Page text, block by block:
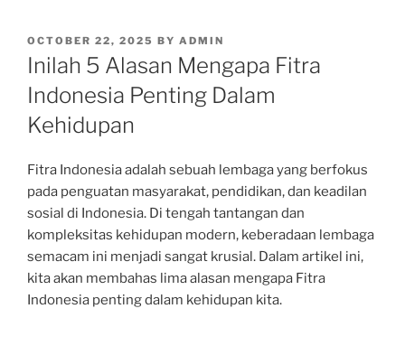
POSTED
ON
OCTOBER 22, 2025 BY ADMIN
Inilah 5 Alasan Mengapa Fitra
Indonesia Penting Dalam
Kehidupan
Fitra Indonesia adalah sebuah lembaga yang berfokus
pada penguatan masyarakat, pendidikan, dan keadilan
sosial di Indonesia. Di tengah tantangan dan
kompleksitas kehidupan modern, keberadaan lembaga
semacam ini menjadi sangat krusial. Dalam artikel ini,
kita akan membahas lima alasan mengapa Fitra
Indonesia penting dalam kehidupan kita.